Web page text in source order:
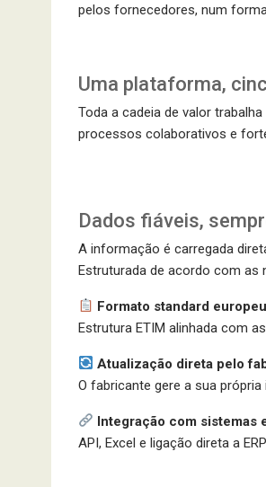
pelos fornecedores, num
Uma plataforma,
Toda a cadeia de valor
processos colaborativos e
Dados fiáveis,
A informação é carregada
Estruturada de acordo com as
Formato standard europeu
Estrutura ETIM alinhada com
Atualização direta pelo
O fabricante gere a sua
Integração com sistemas
API, Excel e ligação direta a